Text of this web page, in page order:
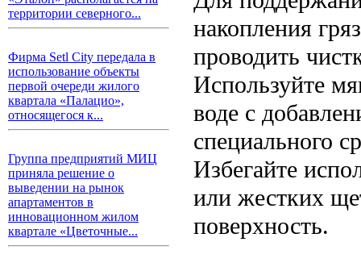
территории северного...
Фирма Setl City передала в
использование объекты
первой очереди жилого
квартала «Палацио»,
относящегося к...
Группа предприятий МИЦ
приняла решение о
выведении на рынок
апартаментов в
инновационном жилом
квартале «Цветочные...
накопления
проводить
Используйте
воде с
специального
Избегайте
или жестких
поверхность.